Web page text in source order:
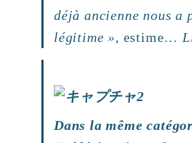
déjà ancienne nous a
légitime », estime…
Dans la même